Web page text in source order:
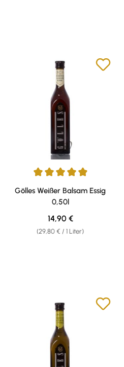
Durchschnittliche Bewertung
Gölles Weißer Balsam Essig
0,50l
(29,80 € / 1 Liter)
Regulärer Preis:
14,90 €